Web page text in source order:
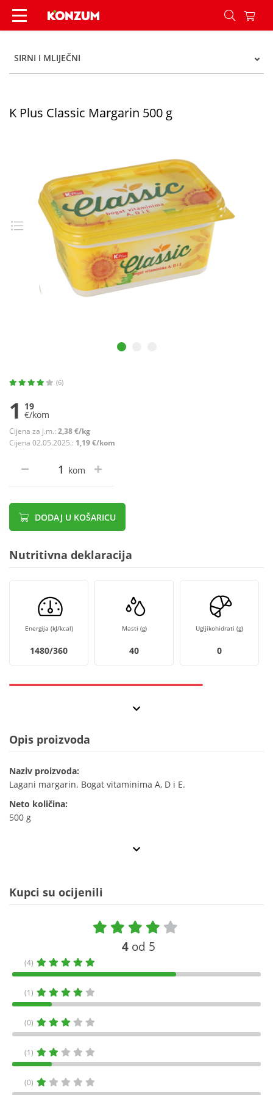
K Plus Classic Margarin 500 g - Konzum
SIRNI I MLIJEČNI
K Plus Classic Margarin 500 g
(6)
1 19
€/kom
Cijena za j.m.: 2,38 €/kg
Cijena 02.05.2025.: 1,19 €/kom
kom
DODAJ U KOŠARICU
Nutritivna deklaracija
Energija (kJ/kcal)
1480/360
Masti (g)
40
Ugljikohidrati (g)
0
Opis proizvoda
Naziv proizvoda:
Lagani margarin. Bogat vitaminima A, D i E.
Neto količina:
500 g
Kupci su ocijenili
4 od 5
(4)
(1)
(0)
(1)
(0)